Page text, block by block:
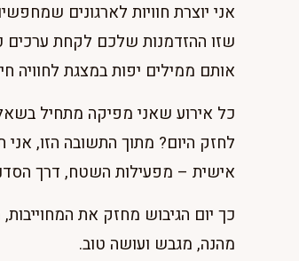
אני יוצרת חוויות לארגונים
שזו ההזדמנות שלכם לקחת ערכים
אותם ממילים יפות במצגת לחוויה
כל אירוע שאני מפיקה מתחיל
לחזק היום? מתוך התשובה הזו,
אישית – מפעילות השטח, דרך
כך יום הגיבוש מחזק את
מהנה, מגבש ועושה טוב.